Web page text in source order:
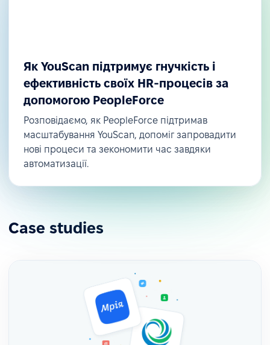
Як YouScan підтримує гнучкість і
ефективність своїх HR-процесів за
допомогою PeopleForce
Розповідаємо, як PeopleForce підтримав
масштабування YouScan, допоміг запровадити
нові процеси та зекономити час завдяки
автоматизації.
Case studies